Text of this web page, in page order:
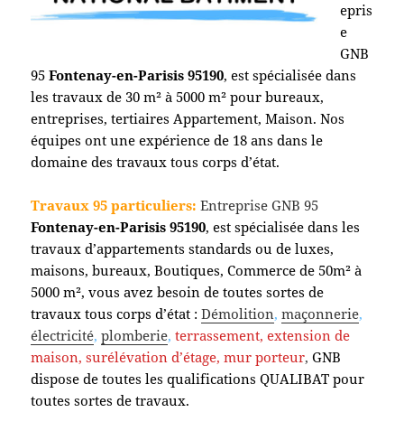
epris
e
GNB
95Fontenay-en-Parisis 95190, est spécialisée dans
les travaux de 30 m² à 5000 m² pour bureaux,
entreprises, tertiaires Appartement, Maison. Nos
équipes ont une expérience de 18 ans dans le
domaine des travaux tous corps d’état.
Travaux 95 particuliers: Entreprise GNB 95
Fontenay-en-Parisis 95190, est spécialisée dans les
travaux d’appartements standards ou de luxes,
maisons, bureaux, Boutiques, Commerce de 50m² à
5000 m², vous avez besoin de toutes sortes de
travaux tous corps d’état : Démolition,maçonnerie,
électricité,plomberie,terrassement, extension de
maison, surélévation d’étage, mur porteur,GNB
dispose de toutes les qualifications QUALIBAT pour
toutes sortes de travaux.